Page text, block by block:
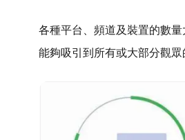
各種平台、頻道及裝置的數
能夠吸引到所有或大部分觀眾